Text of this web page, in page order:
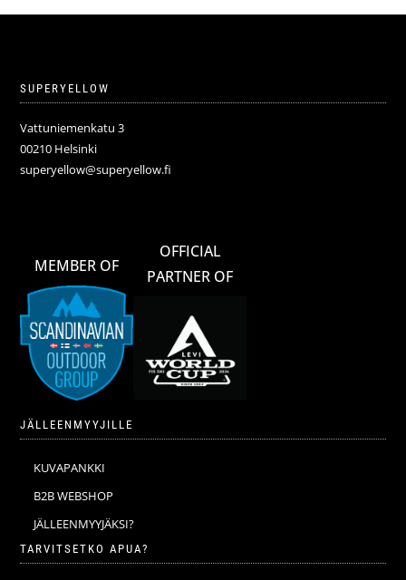
SUPERYELLOW
Vattuniemenkatu 3
00210 Helsinki
superyellow@superyellow.fi
MEMBER OF
OFFICIAL
PARTNER OF
JÄLLEENMYYJILLE
KUVAPANKKI
B2B WEBSHOP
JÄLLEENMYYJÄKSI?
TARVITSETKO APUA?